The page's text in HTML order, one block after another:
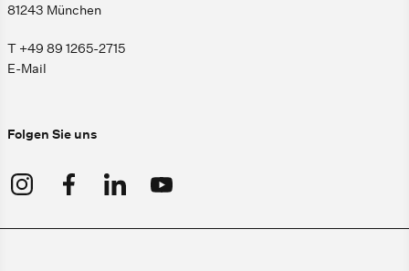
81243 München
T +49 89 1265-2715
E-Mail
Folgen Sie uns